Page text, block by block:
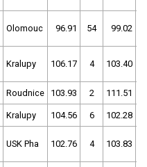
Olomouc 96.91 54 99.02
Kralupy 106.17 4 103.40
Roudnice 103.93 2 111.51
Kralupy 104.56 6 102.28
USK Pha 102.76 4 103.83